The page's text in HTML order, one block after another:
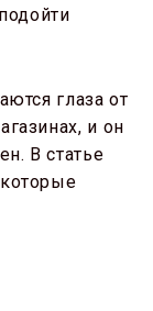
глаза от
и он
В статье